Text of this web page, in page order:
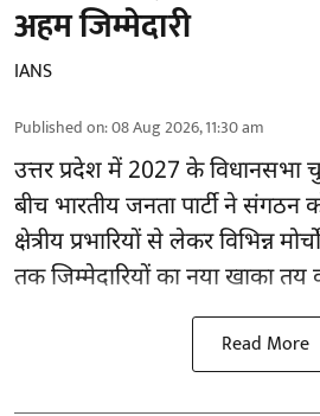
अहम जिम्मेदारी
IANS
Published on:08 Aug 2026, 11:30 am
उत्तर प्रदेश में 2027 के विधानसभा
बीच भारतीय जनता पार्टी ने
क्षेत्रीय प्रभारियों से लेकर विभिन्न
तक जिम्मेदारियों का नया खाका तय
Read More